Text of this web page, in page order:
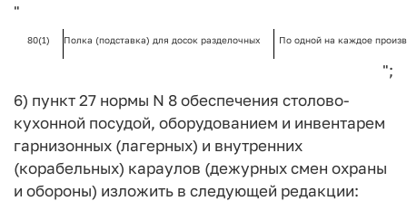
"
80(1) Полка (подставка) для досок разделочных По одной на каждое
";
6) пункт 27 нормы N 8 обеспечения столово-
кухонной посудой, оборудованием и инвентарем
гарнизонных (лагерных) и внутренних
(корабельных) караулов (дежурных смен охраны
и обороны) изложить в следующей редакции: